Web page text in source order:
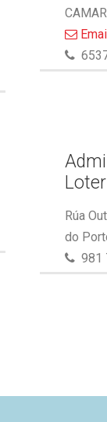
Rúa
do
981